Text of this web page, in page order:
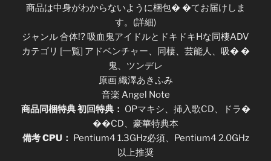
商品は中身がわからないように梱包� �てお届けしま
す。(詳細)
ジャンル 合体!? 吸血鬼アイドルとドキドキHな同棲ADV
カテゴリ [一覧] アドベンチャー、同棲、芸能人、吸� �
鬼、ツンデレ
原画 織澤あきふみ
音楽 Angel Note
商品同梱特典 初回特典： OPマキシ、挿入歌CD、ドラ�
��CD、豪華特典本
備考 CPU： Pentium4 1.3GHz必須、Pentium4 2.0GHz
以上推奨